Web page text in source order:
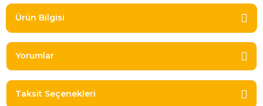
Ürün Bilgisi
Yorumlar
Taksit Seçenekleri